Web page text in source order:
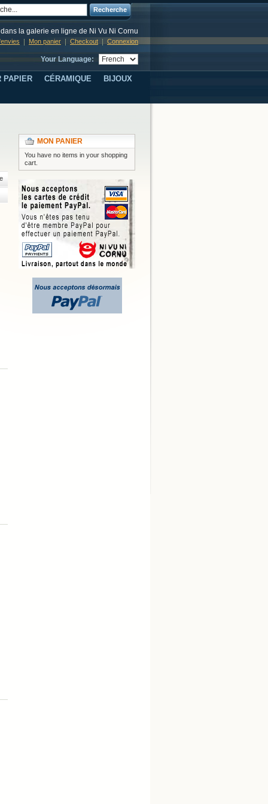
Recherche
la galerie en ligne de Ni Vu Ni Cornu
Mon panier Checkout Connexion
Your Language:
PAPIER CÉRAMIQUE BIJOUX
MON PANIER
You have no items in your shopping
cart.